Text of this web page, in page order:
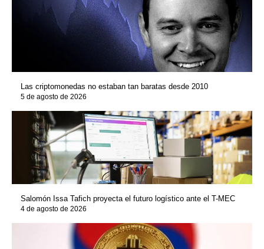
Las criptomonedas no estaban tan baratas desde 2010
5 de agosto de 2026
Salomón Issa Tafich proyecta el futuro logístico ante el T-MEC
4 de agosto de 2026